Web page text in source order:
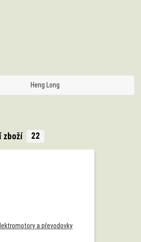
Heng Long
zboží 22